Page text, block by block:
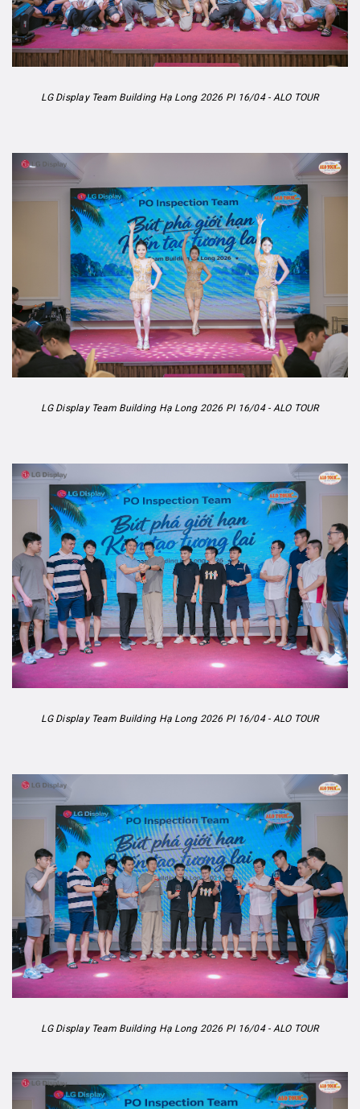
LG Display Team Building Hạ Long 2026 PI 16/04 - ALO TOUR
LG Display Team Building Hạ Long 2026 PI 16/04 - ALO TOUR
LG Display Team Building Hạ Long 2026 PI 16/04 - ALO TOUR
LG Display Team Building Hạ Long 2026 PI 16/04 - ALO TOUR